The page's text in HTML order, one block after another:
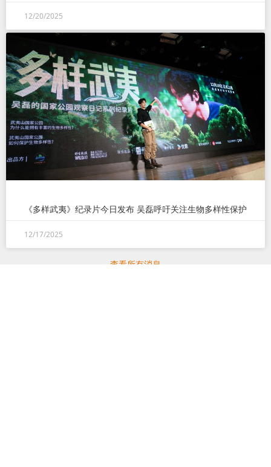
12/20/2025
《多样武夷》纪录片今日发布 吴磊呼吁关注生物多样性保护
12/17/2025
查看所有消息